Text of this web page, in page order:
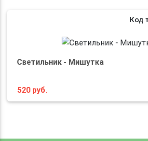
Код
Светильник - Мишутка
520 руб.